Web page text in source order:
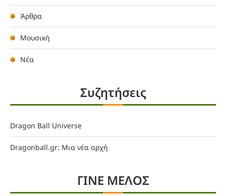
Άρθρα
Μουσική
Νέα
Συζητήσεις
Dragon Ball Universe
Dragonball.gr: Μια νέα αρχή
ΓΙΝΕ ΜΕΛΟΣ